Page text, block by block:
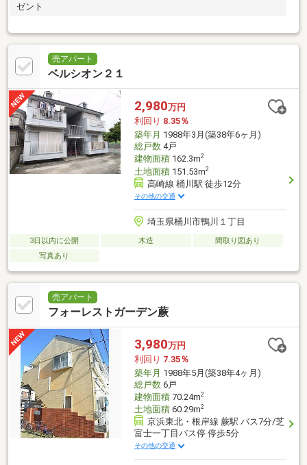
ゼント
売アパート
ベルシオン２１
2,980万円
利回り 8.35％
築年月 1988年3月(築38年6ヶ月)
総戸数4戸
建物面積162.3m2
土地面積151.53m2
高崎線 桶川駅 徒歩12分
その他の交通
埼玉県桶川市鴨川１丁目
3日以内に公開 木造
間取り図あり
写真あり
売アパート
フォーレストガーデン蕨
3,980万円
利回り 7.35％
築年月 1988年5月(築38年4ヶ月)
総戸数6戸
建物面積70.24m2
土地面積60.29m2
京浜東北・根岸線 蕨駅 バス7分/芝
富士一丁目バス停 停歩5分
その他の交通